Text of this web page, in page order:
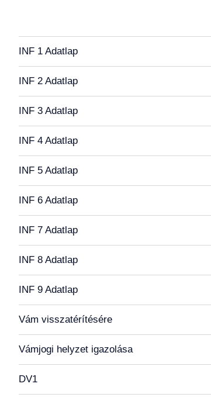
INF 1 Adatlap
INF 2 Adatlap
INF 3 Adatlap
INF 4 Adatlap
INF 5 Adatlap
INF 6 Adatlap
INF 7 Adatlap
INF 8 Adatlap
INF 9 Adatlap
Vám visszatérítésére
Vámjogi helyzet igazolása
DV1